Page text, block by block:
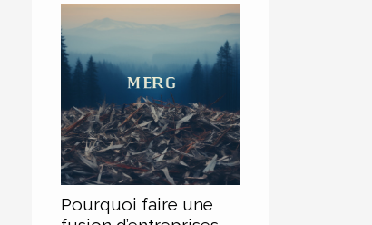
Pourquoi faire une